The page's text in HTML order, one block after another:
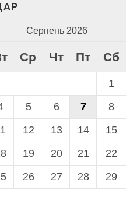
Серпень 2026
Ср Чт Пт Сб
1
5 6 7 8
12 13 14 15
19 20 21 22
26 27 28 29